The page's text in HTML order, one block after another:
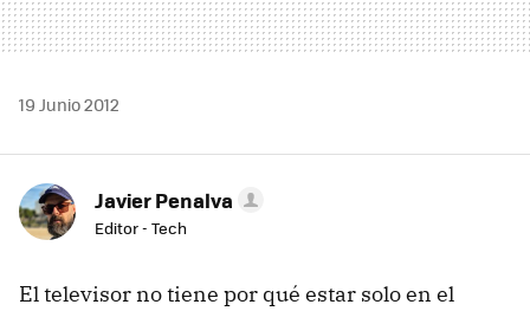
19 Junio 2012
Javier Penalva
Editor - Tech
El televisor no tiene por qué estar solo en el